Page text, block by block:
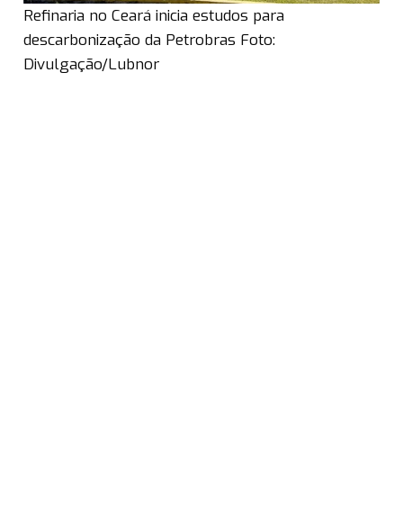
Refinaria no Ceará inicia estudos para
descarbonização da Petrobras Foto:
Divulgação/Lubnor